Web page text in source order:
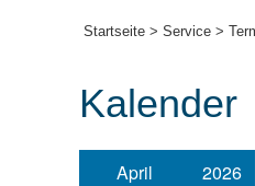
Startseite > Service >
Kalender
April 2026